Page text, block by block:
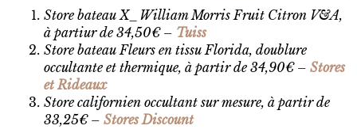
Store bateau X_William Morris Fruit Citron V&A,
à partiur de 34,50€ – Tuiss
Store bateau Fleurs en tissu Florida, doublure
occultante et thermique, à partir de 34,90€ – Stores
et Rideaux
Store californien occultant sur mesure, à partir de
33,25€ – Stores Discount